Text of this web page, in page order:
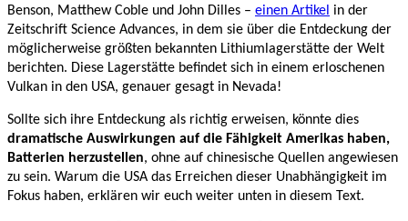
Benson, Matthew Coble und John Dilles – einen Artikel in der
Zeitschrift Science Advances, in dem sie über die Entdeckung der
möglicherweise größten bekannten Lithiumlagerstätte der Welt
berichten. Diese Lagerstätte befindet sich in einem erloschenen
Vulkan in den USA, genauer gesagt in Nevada!
Sollte sich ihre Entdeckung als richtig erweisen, könnte dies
dramatische Auswirkungen auf die Fähigkeit Amerikas haben,
Batterien herzustellen, ohne auf chinesische Quellen angewiesen
zu sein. Warum die USA das Erreichen dieser Unabhängigkeit im
Fokus haben, erklären wir euch weiter unten in diesem Text.